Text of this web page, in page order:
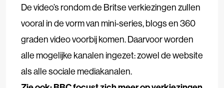
De video’s rondom de Britse verkiezingen zullen
vooral in de vorm van mini-series, blogs en 360
graden video voorbij komen. Daarvoor worden
alle mogelijke kanalen ingezet: zowel de website
als alle sociale mediakanalen.